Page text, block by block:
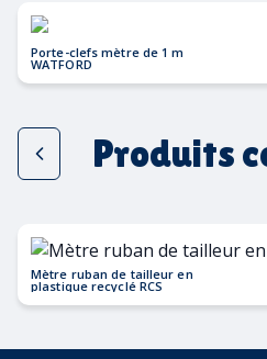
Porte-clefs mètre de 1 m
WATFORD
Produits
Mètre ruban de tailleur en
plastique recyclé RCS